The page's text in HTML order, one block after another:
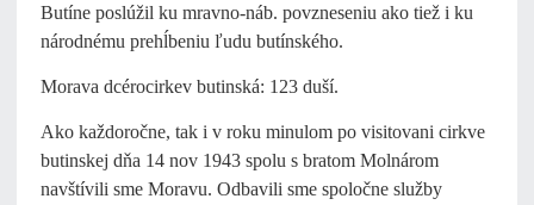
Butíne poslúžil ku mravno-náb. povzneseniu ako tiež i ku
národnému prehĺbeniu ľudu butínského.
Morava dcérocirkev butinská: 123 duší.
Ako každoročne, tak i v roku minulom po visitovani cirkve
butinskej dňa 14 nov 1943 spolu s bratom Molnárom
navštívili sme Moravu. Odbavili sme spoločne služby